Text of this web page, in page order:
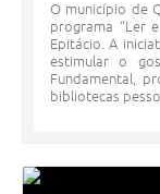
O município de
programa “Ler
Epitácio. A
estimular o
Fundamental,
bibliotecas